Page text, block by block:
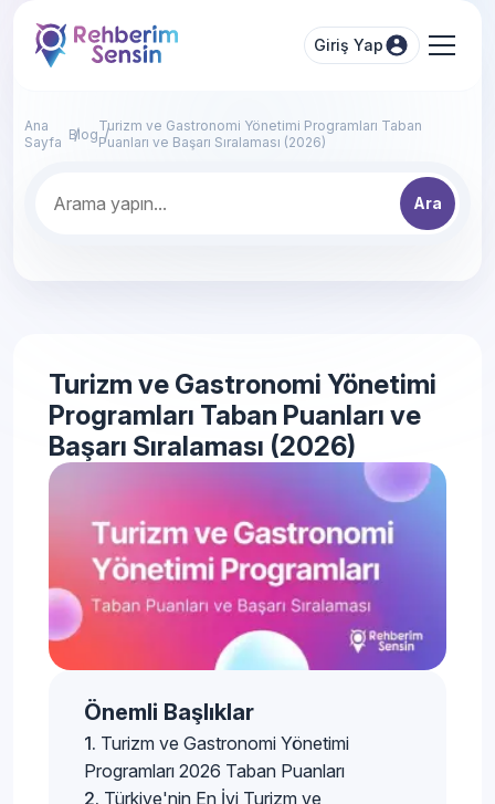
Giriş Yap
Ana
Sayfa BlogTurizm ve Gastronomi Yönetimi Programları Taban
Puanları ve Başarı Sıralaması (2026)
Ara
Turizm ve Gastronomi Yönetimi
Programları Taban Puanları ve
Başarı Sıralaması (2026)
Önemli Başlıklar
​Turizm ve Gastronomi Yönetimi
Programları 2026 Taban Puanları
Türkiye'nin En İyi Turizm ve